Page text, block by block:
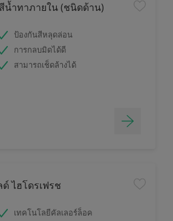
น้ำทาภายใน (ชนิดด้าน)
ป้องกันสีหลุดล่อน
การกลบมิดได้ดี
สามารถเช็ดล้างได้
ไฮโดรเฟรช
เทคโนโลยีคัลเลอร์ล็อค